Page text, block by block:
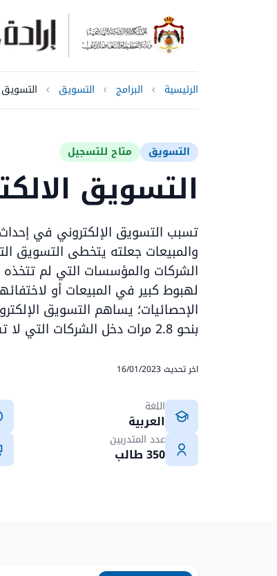
الرئيسية البرامج التسويق التسويق
التسويق متاح للتسجيل
التسويق
تسبب التسويق الإلكتروني في
والمبيعات جعلته يتخطى التسويق
الشركات والمؤسسات التي لم
لهبوط كبير في المبيعات أو
الإحصائيات؛ يساهم التسويق
بنحو 2.8 مرات دخل الشركات التي لا تستخدمه.
اخر تحديث 16/01/2023
اللغة
العربية
عدد المتدربين
350 طالب